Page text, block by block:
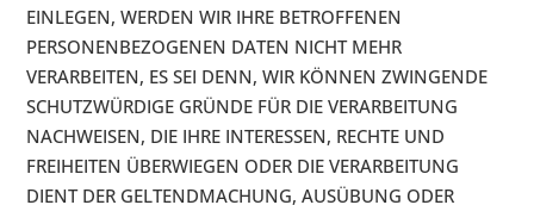
EINLEGEN, WERDEN WIR IHRE BETROFFENEN
PERSONENBEZOGENEN DATEN NICHT MEHR
VERARBEITEN, ES SEI DENN, WIR KÖNNEN ZWINGENDE
SCHUTZWÜRDIGE GRÜNDE FÜR DIE VERARBEITUNG
NACHWEISEN, DIE IHRE INTERESSEN, RECHTE UND
FREIHEITEN ÜBERWIEGEN ODER DIE VERARBEITUNG
DIENT DER GELTENDMACHUNG, AUSÜBUNG ODER